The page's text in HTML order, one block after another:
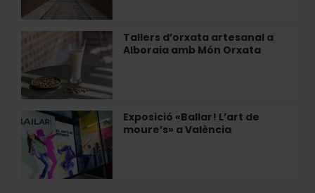
València
a
Bombas
Tallers d’orxata artesanal a
Alboraia amb Món Orxata
Tallers
artesanal
a
Alboraia
amb
Món
Orxata
Exposició «Ballar! L’art de
moure’s» a València
Exposició
«Ballar!
L’art
moure’s»